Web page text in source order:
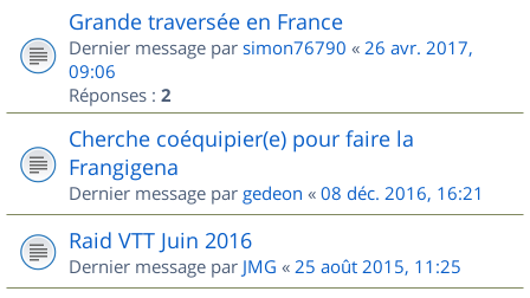
Grande traversée en France
Dernier message par simon76790 « 26 avr. 2017,
09:06
Réponses : 2
Cherche coéquipier(e) pour faire la
Frangigena
Dernier message par gedeon « 08 déc. 2016, 16:21
Raid VTT Juin 2016
Dernier message par JMG « 25 août 2015, 11:25